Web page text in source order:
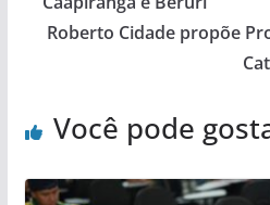
Roberto Cidade propõe
Você pode